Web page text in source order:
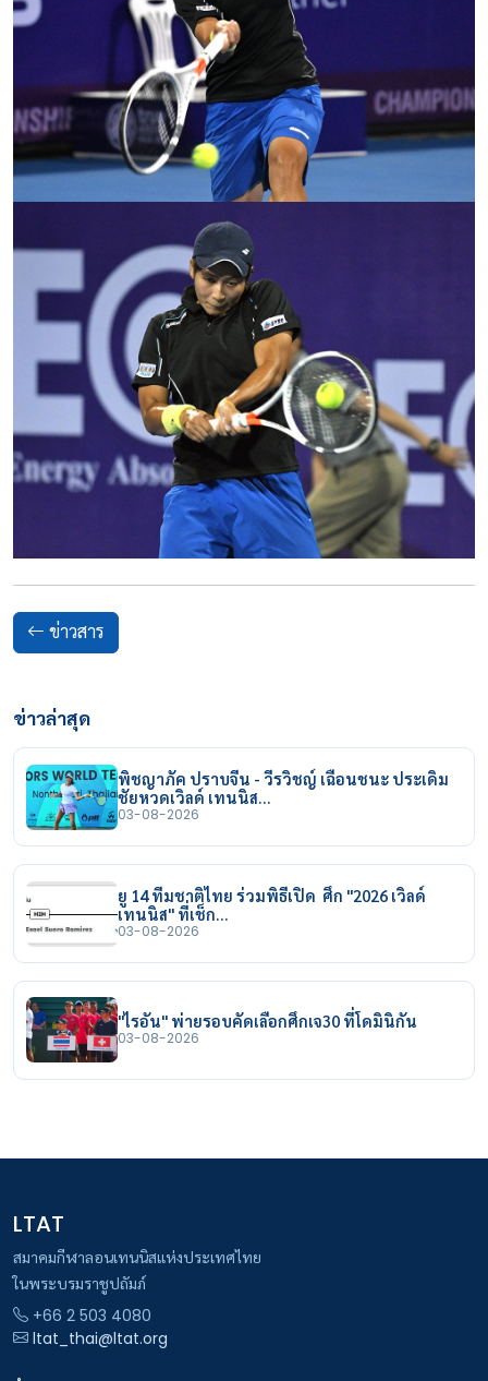
ข่าวสาร
ข่าวล่าสุด
พิชญาภัค ปราบจีน - วีรวิชญ์ เฉือนชนะ ประเดิม
ชัยหวดเวิลด์ เทนนิส…
03-08-2026
ยู 14 ทีมชาติไทย ร่วมพิธีเปิด ศึก "2026 เวิลด์
เทนนิส" ที่เช็ก…
03-08-2026
"ไรอัน" พ่ายรอบคัดเลือกศึกเจ30 ที่โดมินิกัน
03-08-2026
LTAT
สมาคมกีฬาลอนเทนนิสแห่งประเทศไทย
ในพระบรมราชูปถัมภ์
+66 2 503 4080
ltat_thai@ltat.org